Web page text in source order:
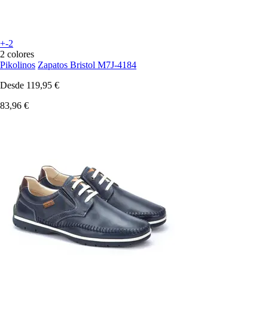
+-2
2 colores
Pikolinos Zapatos Bristol M7J-4184
Desde 119,95 €
83,96 €